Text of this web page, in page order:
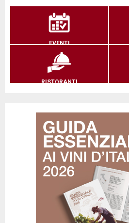
EVENTI
RISTORANTI